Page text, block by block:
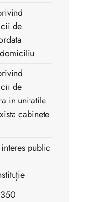
de
de
in unitatile
cabinete
public